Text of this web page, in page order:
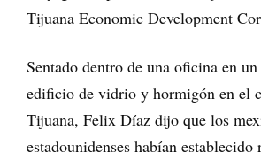
Tijuana Economic Development
Sentado dentro de una oficina en
edificio de vidrio y hormigón en el
Tijuana, Felix Díaz dijo que los
estadounidenses habían establecido